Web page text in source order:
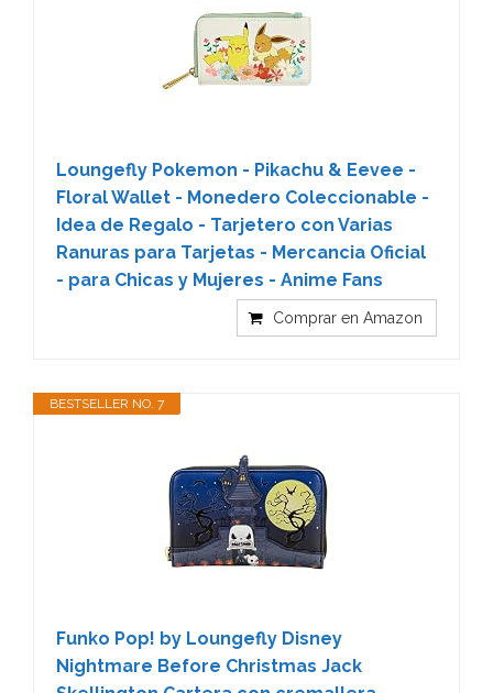
Loungefly Pokemon - Pikachu & Eevee -
Floral Wallet - Monedero Coleccionable -
Idea de Regalo - Tarjetero con Varias
Ranuras para Tarjetas - Mercancia Oficial
- para Chicas y Mujeres - Anime Fans
Comprar en Amazon
BESTSELLER NO. 7
Funko Pop! by Loungefly Disney
Nightmare Before Christmas Jack